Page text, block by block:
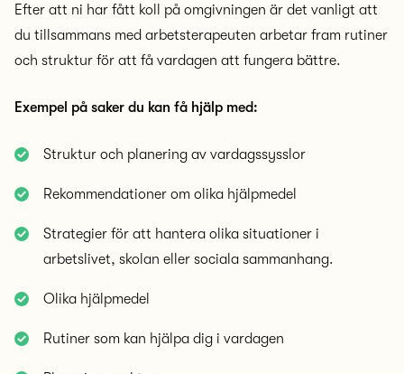
Efter att ni har fått koll på omgivningen är det vanligt att
du tillsammans med arbetsterapeuten arbetar fram rutiner
och struktur för att få vardagen att fungera bättre.
Exempel på saker du kan få hjälp med:
Struktur och planering av vardagssysslor
Rekommendationer om olika hjälpmedel
Strategier för att hantera olika situationer i
arbetslivet, skolan eller sociala sammanhang.
Olika hjälpmedel
Rutiner som kan hjälpa dig i vardagen